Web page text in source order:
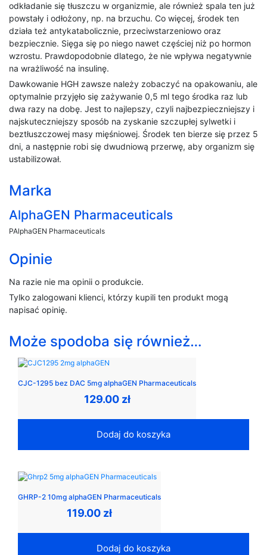
odkładanie się tłuszczu w organizmie, ale również spala ten już
powstały i odłożony, np. na brzuchu. Co więcej, środek ten
działa też antykatabolicznie, przeciwstarzeniowo oraz
bezpiecznie. Sięga się po niego nawet częściej niż po hormon
wzrostu. Prawdopodobnie dlatego, że nie wpływa negatywnie
na wrażliwość na insulinę.
Dawkowanie HGH zawsze należy zobaczyć na opakowaniu, ale
optymalnie przyjęło się zażywanie 0,5 ml tego środka raz lub
dwa razy na dobę. Jest to najlepszy, czyli najbezpieczniejszy i
najskuteczniejszy sposób na zyskanie szczupłej sylwetki i
beztłuszczowej masy mięśniowej. Środek ten bierze się przez 5
dni, a następnie robi się dwudniową przerwę, aby organizm się
ustabilizował.
Marka
AlphaGEN Pharmaceuticals
PAlphaGEN Pharmaceuticals
Opinie
Na razie nie ma opinii o produkcie.
Tylko zalogowani klienci, którzy kupili ten produkt mogą
napisać opinię.
Może spodoba się również…
CJC-1295 bez DAC 5mg alphaGEN Pharmaceuticals
129.00 zł
Dodaj do koszyka
GHRP-2 10mg alphaGEN Pharmaceuticals
119.00 zł
Dodaj do koszyka